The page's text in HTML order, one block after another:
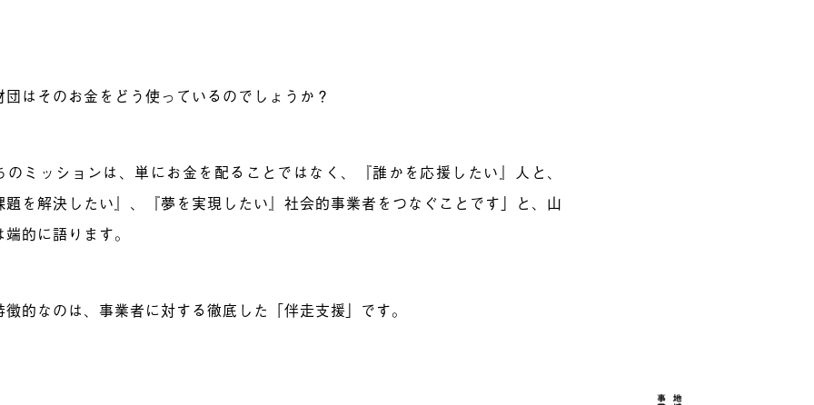
団はそのお金をどう使っているのでしょうか？
のミッションは、単にお金を配ることではなく、『誰かを応援したい』人と、
題を解決したい』、『夢を実現したい』社会的事業者をつなぐことです」と、山
的に語ります。
的なのは、事業者に対する徹底した「伴走支援」です。